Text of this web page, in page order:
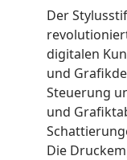
Der
digitalen
und
Steuerung
und
Die